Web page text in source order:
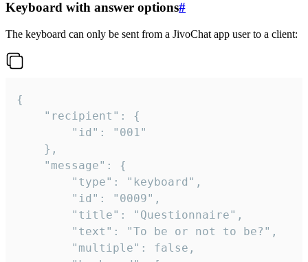
Keyboard with answer options#
The keyboard can only be sent from a JivoChat app user to a client:
{